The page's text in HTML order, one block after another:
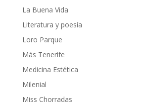
La Buena Vida
Literatura y poesía
Loro Parque
Más Tenerife
Medicina Estética
Milenial
Miss Chorradas